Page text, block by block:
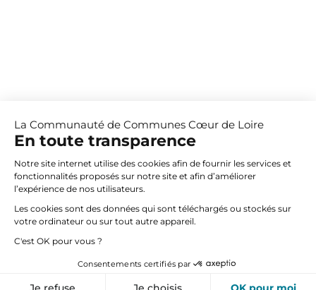
La Communauté de Communes Cœur de Loire
En toute transparence
Notre site internet utilise des cookies afin de fournir les services et
fonctionnalités proposés sur notre site et afin d’améliorer
l’expérience de nos utilisateurs.
Les cookies sont des données qui sont téléchargés ou stockés sur
votre ordinateur ou sur tout autre appareil.
C'est OK pour vous ?
Consentements certifiés par
Vos paramètres de cookies